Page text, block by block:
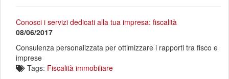
Conosci i servizi dedicati alla tua impresa: fiscalità
08/06/2017
Consulenza personalizzata per ottimizzare i rapporti tra fisco e
imprese
Tags: Fiscalità immobiliare